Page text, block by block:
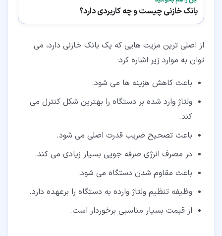
بانک خازنی چیست و چه کاربردی دارد؟
از اصلی ترین مزیت هایی که یک بانک خازنی دارد، می
توان به موارد زیر اشاره کرد:
باعث کاهش هزینه ها می شود.
ولتاژ وارد شده بر دستگاه را بهترین شکل کنترل می
کند.
باعث تصحیح ضریب قدرت اصلی می شود.
در مصرف انرژی صرفه جویی بسیار زیادی می کند.
باعث مقاوم شدن دستگاه می شود.
وظیفه تنظیم ولتاژ وارده به دستگاه را برعهده دارد.
از قیمت بسیار مناسبی برخوردار است.